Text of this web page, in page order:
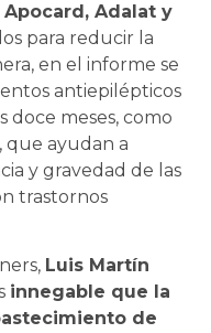
Apocard, Adalat y
para reducir la
en el informe se
antiepilépticos
doce meses, como
que ayudan a
y gravedad de las
trastornos
Luis Martín
innegable que la
de